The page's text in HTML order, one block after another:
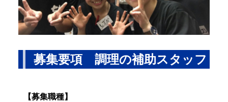
募集要項 調理の補助スタッフ
【募集職種】